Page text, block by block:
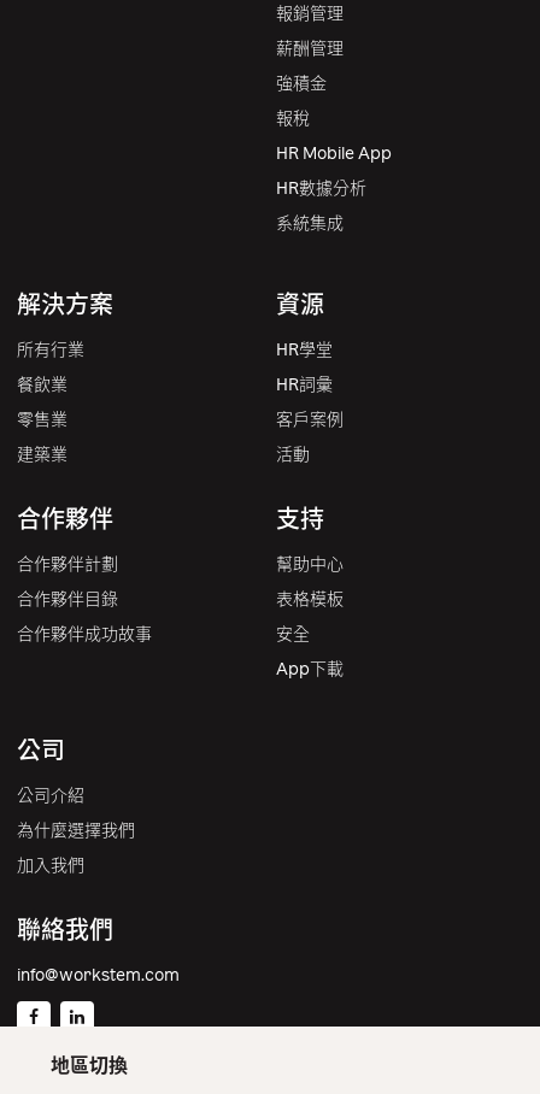
報銷管理
薪酬管理
強積金
報稅
HR Mobile App
HR數據分析
系統集成
解決方案
所有行業
餐飲業
零售業
建築業
合作夥伴
合作夥伴計劃
合作夥伴目錄
合作夥伴成功故事
資源
HR學堂
HR詞彙
客戶案例
活動
支持
幫助中心
表格模板
安全
App下載
公司
公司介紹
為什麼選擇我們
加入我們
聯絡我們
info@workstem.com
地區切換